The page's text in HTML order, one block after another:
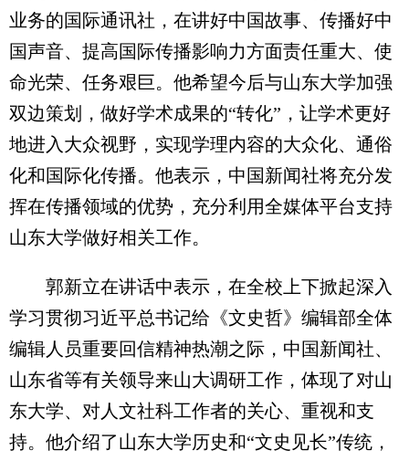
业务的国际通讯社，在讲好中国故事、传播好中
国声音、提高国际传播影响力方面责任重大、使
命光荣、任务艰巨。他希望今后与山东大学加强
双边策划，做好学术成果的“转化”，让学术更好
地进入大众视野，实现学理内容的大众化、通俗
化和国际化传播。他表示，中国新闻社将充分发
挥在传播领域的优势，充分利用全媒体平台支持
山东大学做好相关工作。
郭新立在讲话中表示，在全校上下掀起深入
学习贯彻习近平总书记给《文史哲》编辑部全体
编辑人员重要回信精神热潮之际，中国新闻社、
山东省等有关领导来山大调研工作，体现了对山
东大学、对人文社科工作者的关心、重视和支
持。他介绍了山东大学历史和“文史见长”传统，